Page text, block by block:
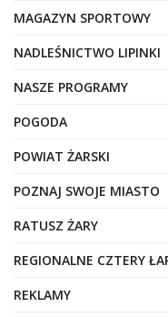
MAGAZYN SPORTOWY
NADLEŚNICTWO LIPINKI
NASZE PROGRAMY
POGODA
POWIAT ŻARSKI
POZNAJ SWOJE MIASTO
RATUSZ ŻARY
REGIONALNE CZTERY
REKLAMY